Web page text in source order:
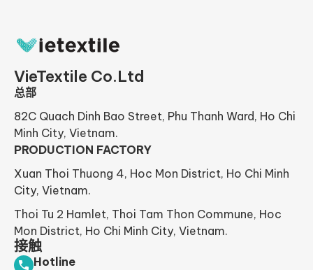
VieTextile Co.Ltd
总部
82C Quach Dinh Bao Street, Phu Thanh Ward, Ho Chi
Minh City, Vietnam.
PRODUCTION FACTORY
Xuan Thoi Thuong 4, Hoc Mon District, Ho Chi Minh
City, Vietnam.
Thoi Tu 2 Hamlet, Thoi Tam Thon Commune, Hoc
Mon District, Ho Chi Minh City, Vietnam.
接触
Hotline